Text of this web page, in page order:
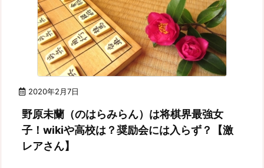
2020年2月7日
野原未蘭（のはらみらん）は将棋界最強女
子！wikiや高校は？奨励会には入らず？【激
レアさん】